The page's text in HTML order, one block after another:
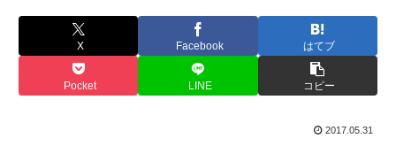
X Facebook はてブ
Pocket LINE コピー
2017.05.31